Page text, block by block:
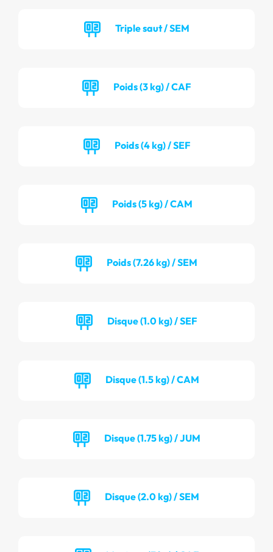
Triple saut / SEM
Poids (3 kg) / CAF
Poids (4 kg) / SEF
Poids (5 kg) / CAM
Poids (7.26 kg) / SEM
Disque (1.0 kg) / SEF
Disque (1.5 kg) / CAM
Disque (1.75 kg) / JUM
Disque (2.0 kg) / SEM